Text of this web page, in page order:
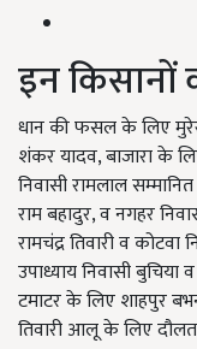
इन किसानों
धान की फसल के लिए
शंकर यादव, बाजारा के
निवासी रामलाल
राम बहादुर, व नगहर
रामचंद्र तिवारी व
उपाध्याय निवासी
टमाटर के लिए शाहपुर
तिवारी आलू के लिए